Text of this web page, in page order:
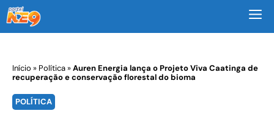
Início » Política»Auren Energia lança o Projeto Viva Caatinga de
recuperação e conservação florestal do bioma
POLÍTICA